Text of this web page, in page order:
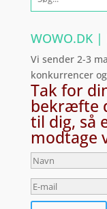
efter:
WOWO.DK |
Vi sender 2-3
konkurrencer
Tak for
bekræfte
til dig, så
modtage